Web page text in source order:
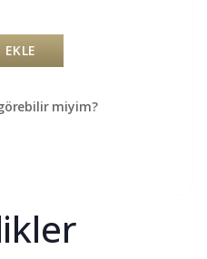
EKLE
miyim?